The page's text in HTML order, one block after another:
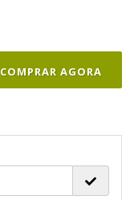
COMPRAR AGORA